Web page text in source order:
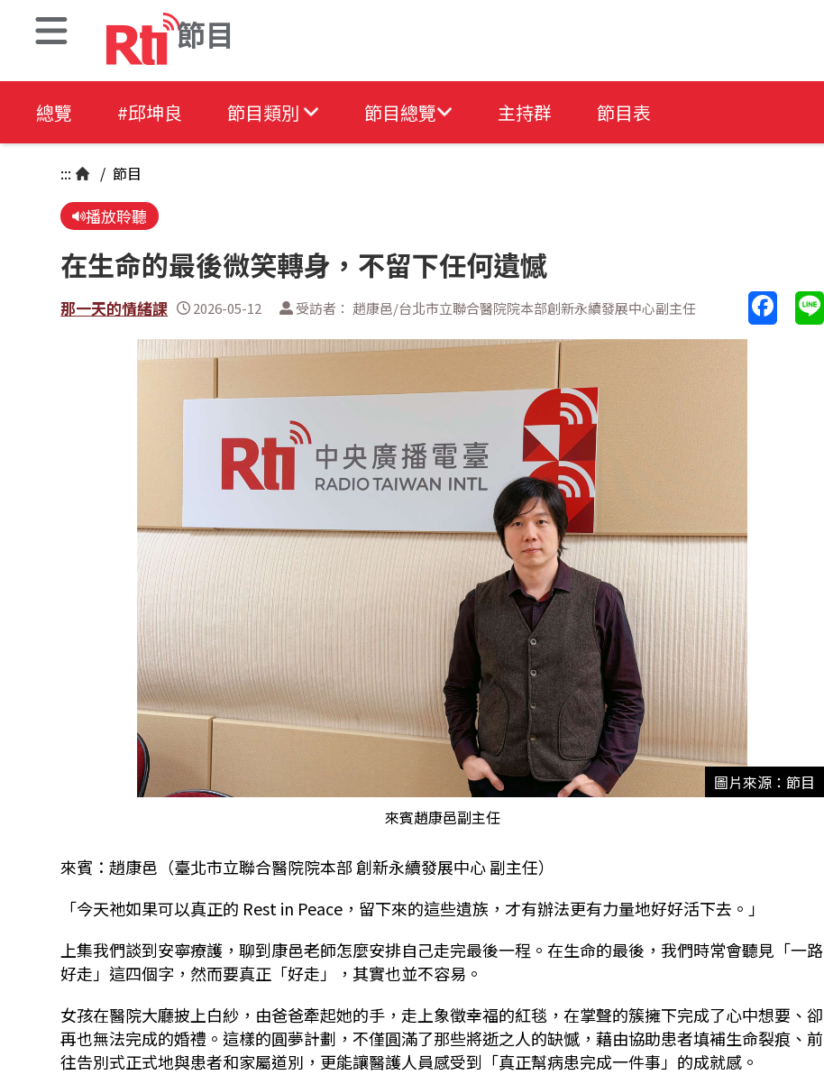
節目
總覽 #邱坤良 節目類別 節目總覽 主持群 節目表
::: / 節目
播放聆聽
在生命的最後微笑轉身，不留下任何遺憾
那一天的情緒課 2026-05-12 受訪者： 趙康邑/台北市立聯合醫院院本部創新永續發展中心副主任
圖片來源：節目
來賓趙康邑副主任
來賓：趙康邑（臺北市立聯合醫院院本部 創新永續發展中心 副主任）
「今天祂如果可以真正的 Rest in Peace，留下來的這些遺族，才有辦法更有力量地好好活下去。」
上集我們談到安寧療護，聊到康邑老師怎麼安排自己走完最後一程。在生命的最後，我們時常會聽見「一路
好走」這四個字，然而要真正「好走」，其實也並不容易。
女孩在醫院大廳披上白紗，由爸爸牽起她的手，走上象徵幸福的紅毯，在掌聲的簇擁下完成了心中想要、卻
再也無法完成的婚禮。這樣的圓夢計劃，不僅圓滿了那些將逝之人的缺憾，藉由協助患者填補生命裂痕、前
往告別式正式地與患者和家屬道別，更能讓醫護人員感受到「真正幫病患完成一件事」的成就感。